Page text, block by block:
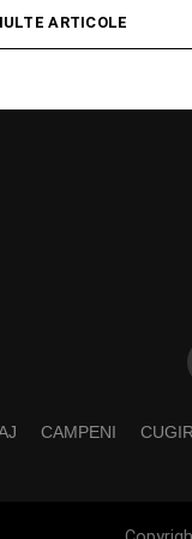
ARTICOLE
CAMPENI CUGIR